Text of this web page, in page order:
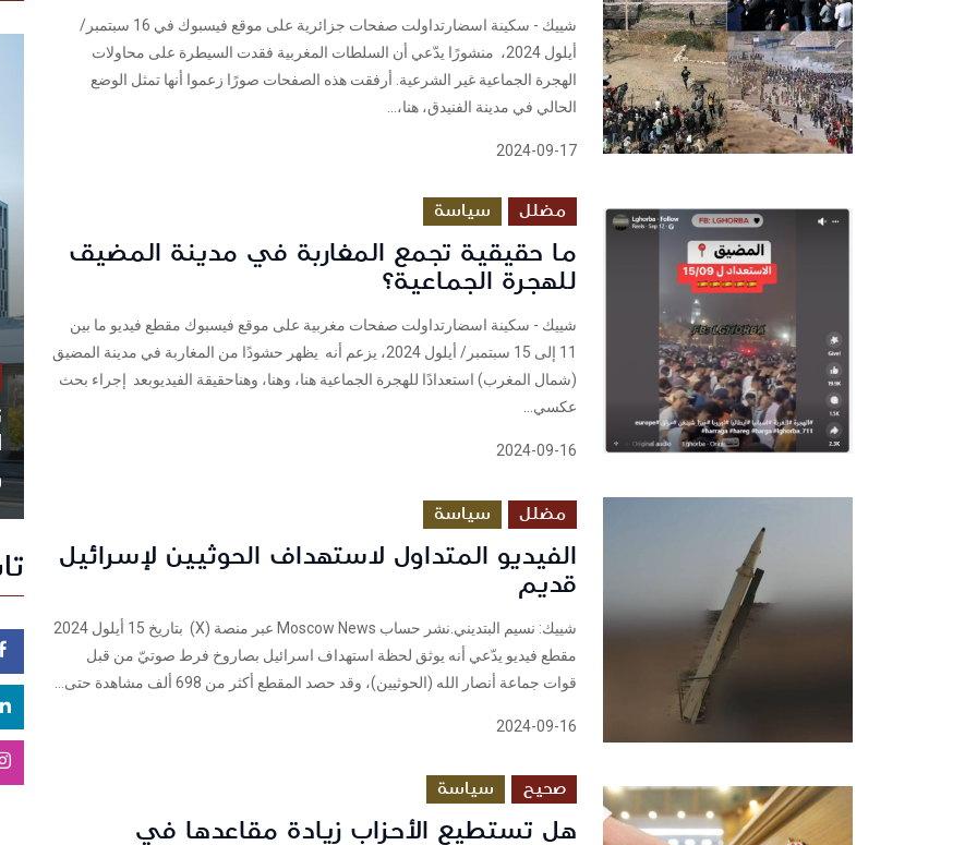
شييك - سكينة اسضارتداولت صفحات جزائرية على موقع فيسبوك في 16 سبتمبر/
أيلول 2024، منشورًا يدّعي أن السلطات المغربية فقدت السيطرة على محاولات
الهجرة الجماعية غير الشرعية. أرفقت هذه الصفحات صورًا زعموا أنها تمثل الوضع
الحالي في مدينة الفنيدق، هنا،...
2024-09-17
مضلل سياسة
ما حقيقية تجمع المغاربة في مدينة المضيق
للهجرة الجماعية؟
شييك - سكينة اسضارتداولت صفحات مغربية على موقع فيسبوك مقطع فيديو ما بين
11 إلى 15 سبتمبر/ أيلول 2024، يزعم أنه يظهر حشودًا من المغاربة في مدينة المضيق
(شمال المغرب) استعدادًا للهجرة الجماعية هنا، وهنا، وهناحقيقة الفيديوبعد إجراء بحث
عكسي...
2024-09-16
مضلل سياسة
الفيديو المتداول لاستهداف الحوثيين لإسرائيل
قديم
شييك: نسيم البتديني.نشر حساب Moscow News عبر منصة (X) بتاريخ 15 أيلول 2024
مقطع فيديو يدّعي أنه يوثق لحظة استهداف اسرائيل بصاروخ فرط صوتيّ من قبل
قوات جماعة أنصار الله (الحوثيين)، وقد حصد المقطع أكثر من 698 ألف مشاهدة حتى...
2024-09-16
صحيح سياسة
هل تستطيع الأحزاب زيادة مقاعدها في